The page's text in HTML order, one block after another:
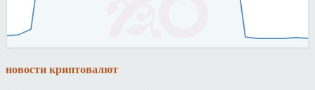
новости криптовалют